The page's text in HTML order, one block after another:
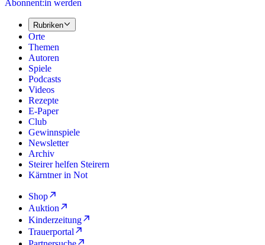
Abonnent:in werden
Rubriken
Orte
Themen
Autoren
Spiele
Podcasts
Videos
Rezepte
E-Paper
Club
Gewinnspiele
Newsletter
Archiv
Steirer helfen Steirern
Kärntner in Not
Shop
Auktion
Kinderzeitung
Trauerportal